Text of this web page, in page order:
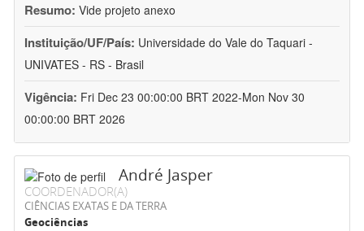
Resumo: Vide projeto anexo
Instituição/UF/País: Universidade do Vale do Taquari -
UNIVATES - RS - Brasil
Vigência: Fri Dec 23 00:00:00 BRT 2022-Mon Nov 30
00:00:00 BRT 2026
André Jasper
COORDENADOR(A)
CIÊNCIAS EXATAS E DA TERRA
Geociências